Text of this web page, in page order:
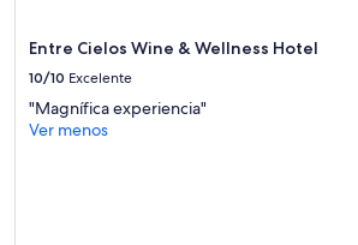
cambios.
Aplican
términos
adicionales.
Entre Cielos Wine & Wellness Hotel
10/10 Excelente
"Magnífica experiencia"
Ver menos